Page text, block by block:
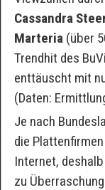
Cassandra
Marteria(über
Trendhit des
enttäuscht mit
(Daten:
Je nach
die
Internet,
zu